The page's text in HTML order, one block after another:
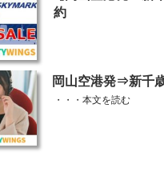
稿
日:
約
投
稿
日:
岡山空港発⇒新千
・・・本文を読む